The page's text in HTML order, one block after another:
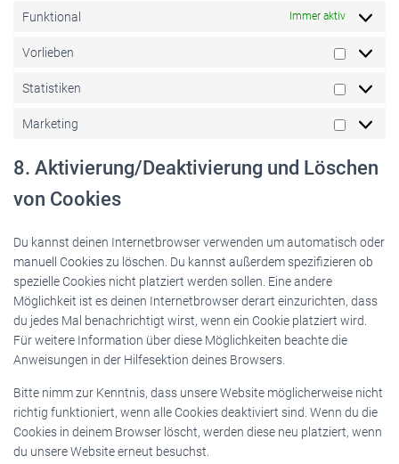
Funktional Immer aktiv
Vorlieben Vorlieben
Statistiken
Marketing
8. Aktivierung/Deaktivierung und Löschen
von Cookies
Du kannst deinen Internetbrowser verwenden um automatisch oder
manuell Cookies zu löschen. Du kannst außerdem spezifizieren ob
spezielle Cookies nicht platziert werden sollen. Eine andere
Möglichkeit ist es deinen Internetbrowser derart einzurichten, dass
du jedes Mal benachrichtigt wirst, wenn ein Cookie platziert wird.
Für weitere Information über diese Möglichkeiten beachte die
Anweisungen in der Hilfesektion deines Browsers.
Bitte nimm zur Kenntnis, dass unsere Website möglicherweise nicht
richtig funktioniert, wenn alle Cookies deaktiviert sind. Wenn du die
Cookies in deinem Browser löscht, werden diese neu platziert, wenn
du unsere Website erneut besuchst.